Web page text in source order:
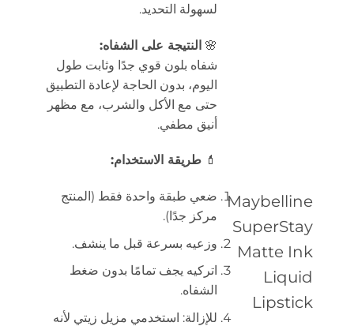
Maybelline
SuperStay
Matte Ink
Liquid
Lipstick
لسهولة التحديد.
🌸 النتيجة على الشفاه:
شفاه بلون قوي جدًا وثابت طول
اليوم، بدون الحاجة لإعادة التطبيق
حتى مع الأكل والشرب، مع مظهر
أنيق مطفي.
💄 طريقة الاستخدام:
ضعي طبقة واحدة فقط (المنتج
مركز جدًا).
وزعيه بسرعة قبل ما ينشف.
اتركيه يجف تمامًا بدون ضغط
الشفاه.
للإزالة: استخدمي مزيل زيتي لأنه